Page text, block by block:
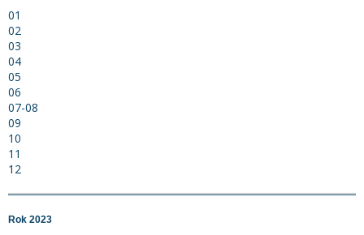
01
02
03
04
05
06
07-08
09
10
11
12
Rok 2023